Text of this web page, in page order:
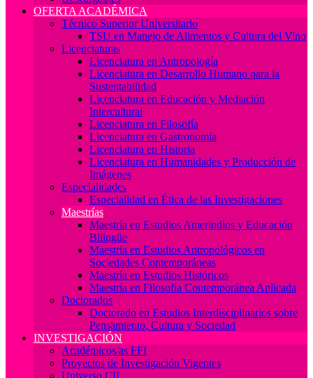
OFERTA ACADÉMICA
Técnico Superior Universitario
TSU en Manejo de Alimentos y Cultura del Vino
Licenciaturas
Licenciatura en Antropología
Licenciatura en Desarrollo Humano para la
Sustentabilidad
Licenciatura en Educación y Mediación
Intercultural
Licenciatura en Filosofía
Licenciatura en Gastronomía
Licenciatura en Historia
Licenciatura en Humanidades y Producción de
Imágenes
Especialidades
Especialidad en Ética de las Investigaciones
Maestrías
Maestría en Estudios Amerindios y Educación
Bilingüe
Maestría en Estudios Antropológicos en
Sociedades Contemporáneas
Maestría en Estudios Históricos
Maestría en Filosofía Contemporánea Aplicada
Doctorados
Doctorado en Estudios Interdisciplinarios sobre
Pensamiento, Cultura y Sociedad
INVESTIGACIÓN
Académicos/as FFI
Proyectos de Investigación Vigentes
Universo CII